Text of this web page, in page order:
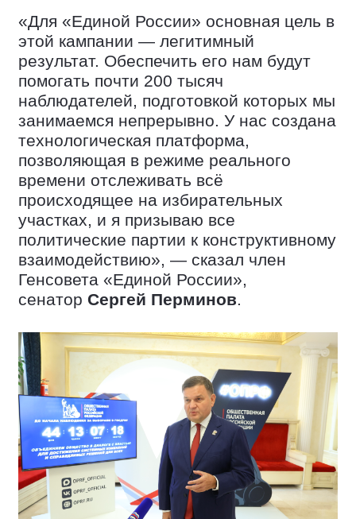
«Для «Единой России» основная цель в
этой кампании — легитимный
результат. Обеспечить его нам будут
помогать почти 200 тысяч
наблюдателей, подготовкой которых мы
занимаемся непрерывно. У нас создана
технологическая платформа,
позволяющая в режиме реального
времени отслеживать всё
происходящее на избирательных
участках, и я призываю все
политические партии к конструктивному
взаимодействию», — сказал член
Генсовета «Единой России»,
сенатор Сергей Перминов.